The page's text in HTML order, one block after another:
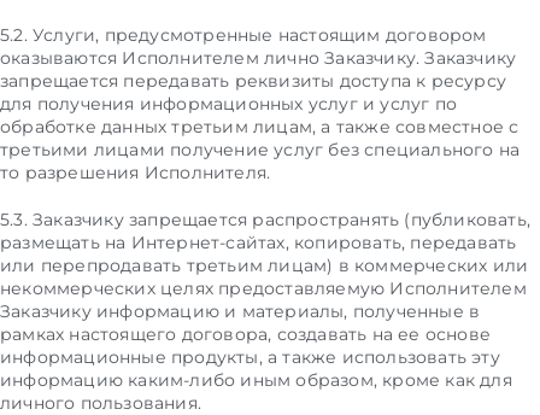
5.2. Услуги, предусмотренные настоящим договором
оказываются Исполнителем лично Заказчику. Заказчику
запрещается передавать реквизиты доступа к ресурсу
для получения информационных услуг и услуг по
обработке данных третьим лицам, а также совместное с
третьими лицами получение услуг без специального на
то разрешения Исполнителя.
5.3. Заказчику запрещается распространять (публиковать,
размещать на Интернет-сайтах, копировать, передавать
или перепродавать третьим лицам) в коммерческих или
некоммерческих целях предоставляемую Исполнителем
Заказчику информацию и материалы, полученные в
рамках настоящего договора, создавать на ее основе
информационные продукты, а также использовать эту
информацию каким-либо иным образом, кроме как для
личного пользования.